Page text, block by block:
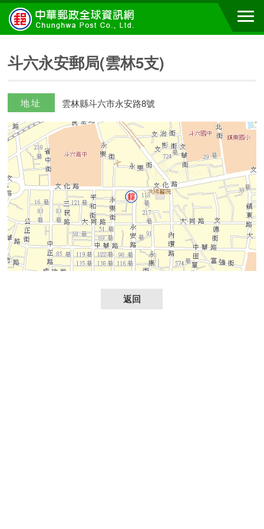
斗六永安郵局(雲林5支)
地址 雲林縣斗六市永安路8號